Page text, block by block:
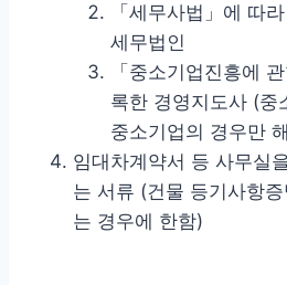
「세무사법」에 따
세무법인
「중소기업진흥에
록한 경영지도사 (중
중소기업의 경우만
임대차계약서 등 사무실
는 서류 (건물 등기사항
는 경우에 한함)